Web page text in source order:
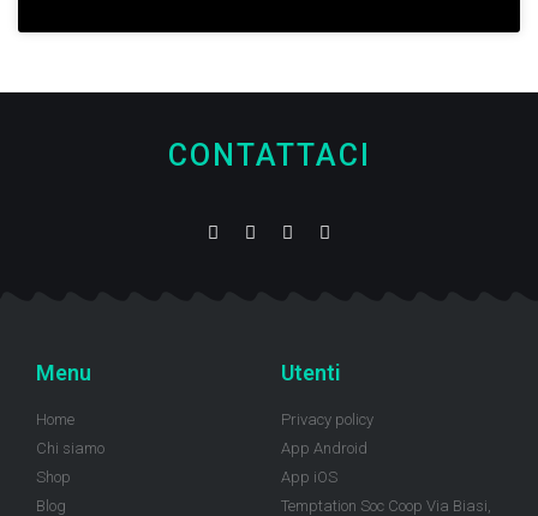
CONTATTACI
Menu
Home
Chi siamo
Shop
Blog
Utenti
Privacy policy
App Android
App iOS
Temptation Soc Coop Via Biasi,